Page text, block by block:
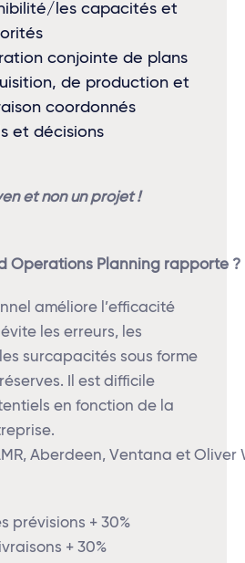
les capacités et
conjointe de plans
de production et
coordonnés
et décisions
et non un projet !
Operations Planning rapporte ?
améliore l’efficacité
les erreurs, les
surcapacités sous forme
Il est difficile
en fonction de la
Aberdeen, Ventana et
prévisions + 30%
+ 30%